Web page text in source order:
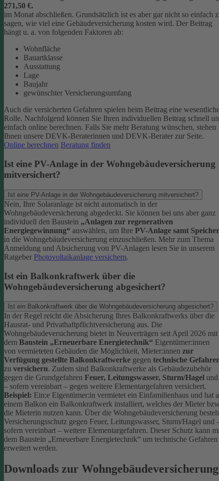
271,50 €.
im Monat abschließen. Grundsätzlich ist es aber gar nicht so einfach
sagen, wie viel eine Gebäudeversicherung kosten wird. Der Beitrag
hängt u. a. von folgenden Faktoren ab:
Wohnfläche
Bauartklasse
Ausstattung
Lage
Baujahr
gewünschter Versicherungsumfang
Auch die versicherten Gefahren spielen beim Beitrag eine
Rolle. Nachfolgend können Sie Ihren individuellen Beitrag schnell
einfach online berechnen. Falls Sie mehr Beratung wünschen, stehen
Ihnen unsere DEVK-Beraterinnen und DEVK-Berater zur Seite.
Online berechnen Beratung finden
Ist eine PV-Anlage in der Wohngebäudeversicherung
mitversichert?
Ist eine PV-Anlage in der Wohngebäudeversicherung mitversichert?
Nein, Ihre Solaranlage ist nicht automatisch in der
Wohngebäudeversicherung abgedeckt. Sie können bei uns aber ganz
individuell den Baustein „Anlagen zur regenerativen
Energiegewinnung“ auswählen, um Ihre PV-Anlage samt Speicher
in die Wohngebäudeversicherung einzuschließen. Mehr zum Thema
Anmeldung und Absicherung von PV-Anlagen lesen Sie in unserem
Ratgeber Photovoltaikanlage versichern.
Ist ein Balkonkraftwerk über die
Wohngebäudeversicherung abgesichert?
Ist ein Balkonkraftwerk über die Wohngebäudeversicherung abgesichert?
In der Regel reicht die Absicherung Ihres Balkonkraftwerks über die
Hausrat- und Privathaftpflichtversicherung aus. Die
Wohngebäudeversicherung bietet in Neuverträgen seit April 2026 mit
dem Baustein „Erneuerbare Energietechnik“ Eigentümer:innen
von vermieteten Gebäuden die Möglichkeit, Mieter:innen zur
Verfügung gestellte Balkonkraftwerke gegen technische
zu versichern. Zudem sind Balkonkraftwerke als Gebäudezubehör
gegen die Grundgefahren Feuer, Leitungswasser, Sturm/Hagel und
– sofern vereinbart – gegen weitere Elementargefahren versichert.
Beispiel: Ein:e Eigentümer:in vermietet ein Einfamilienhaus und hat
einem Balkon ein Balkonkraftwerk installiert, welches der Mieter
die Mieterin nutzen kann. Über die Wohngebäudeversicherung
Versicherungsschutz gegen Feuer, Leitungswasser, Sturm/Hagel und
sofern vereinbart – weitere Elementargefahren. Dieser Schutz kann
dem Baustein „Erneuerbare Energietechnik“ um technische Gefahren
erweitert werden.
Downloads zur Wohngebäudeversicherung